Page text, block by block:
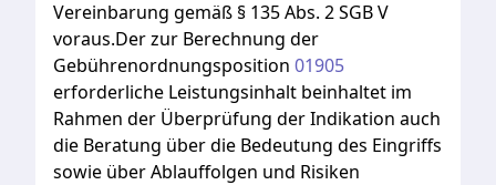
Vereinbarung gemäß § 135Abs. 2SGBV
voraus.Derzur Berechnung der
Gebührenordnungsposition 01905
erforderliche Leistungsinhalt beinhaltet im
Rahmen der Überprüfung derIndikation auch
die Beratung überdie Bedeutung des Eingriffs
sowie überAblauffolgen und Risiken